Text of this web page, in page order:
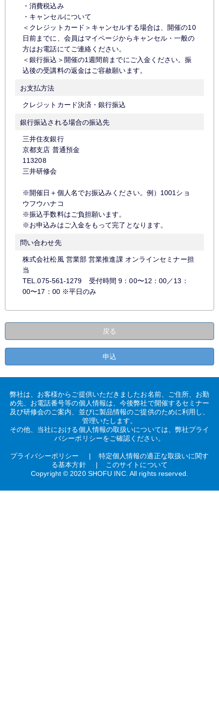
・消費税込み
・キャンセルについて
＜クレジットカード＞キャンセルする場合は、開催の10
日前までに、会員はマイページからキャンセル・一般の
方はお電話にてご連絡ください。
＜銀行振込＞開催の1週間前までにご入金ください。振
込後の受講料の返金はご容赦願います。
お支払方法
クレジットカード決済・銀行振込
銀行振込される場合の振込先
三井住友銀行
京都支店 普通預金
113208
三井研修会
※開催日＋個人名でお振込みください。例）1001ショ
ウフウハナコ
※振込手数料はご負担願います。
※お申込みはご入金をもって完了となります。
問い合わせ先
株式会社松風 営業部 営業推進課 オンラインセミナー担
当
TEL.075-561-1279 受付時間 9：00〜12：00／13：
00〜17：00 ※平日のみ
戻る
申込
弊社は、お客様からご提供いただきましたお名前、ご住所、お勤
め先、お電話番号等の個人情報は、今後弊社で開催するセミナー
及び研修会のご案内、並びに製品情報のご提供のために利用し、
管理いたします。
その他、当社における個人情報の取扱いについては、弊社プライ
バシーポリシーをご確認ください。
プライバシーポリシー
特定個人情報の適正な取扱いに関す
る基本方針
このサイトについて
Copyright © 2020 SHOFU INC. All rights reserved.